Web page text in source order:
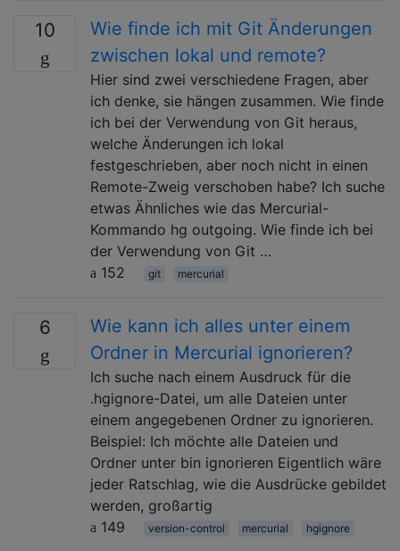
10
Wie finde ich mit Git Änderungen
zwischen lokal und remote?
Hier sind zwei verschiedene Fragen, aber
ich denke, sie hängen zusammen. Wie finde
ich bei der Verwendung von Git heraus,
welche Änderungen ich lokal
festgeschrieben, aber noch nicht in einen
Remote-Zweig verschoben habe? Ich suche
etwas Ähnliches wie das Mercurial-
Kommando hg outgoing. Wie finde ich bei
der Verwendung von Git …
152
git mercurial
6
Wie kann ich alles unter einem
Ordner in Mercurial ignorieren?
Ich suche nach einem Ausdruck für die
.hgignore-Datei, um alle Dateien unter
einem angegebenen Ordner zu ignorieren.
Beispiel: Ich möchte alle Dateien und
Ordner unter bin ignorieren Eigentlich wäre
jeder Ratschlag, wie die Ausdrücke gebildet
werden, großartig
149
version-control mercurial hgignore